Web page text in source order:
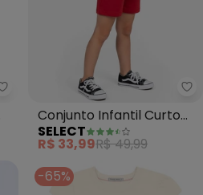
Malwee Kids - Conjunto Happy
Conjunto Infantil Curto
Verão Menina (Bege)
SELECT
R$ 33,99R$ 49,99
-65%